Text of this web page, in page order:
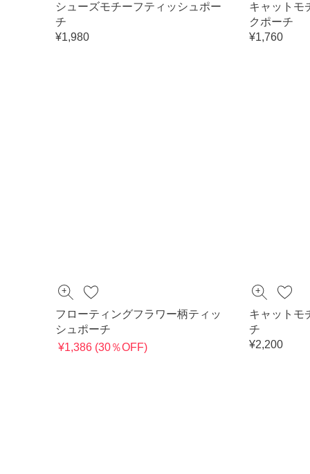
シューズモチーフティッシュポー
チ
¥1,980
キャットモ
クポーチ
¥1,760
フローティングフラワー柄ティッ
シュポーチ
¥1,386 (30％OFF)
キャットモ
チ
¥2,200